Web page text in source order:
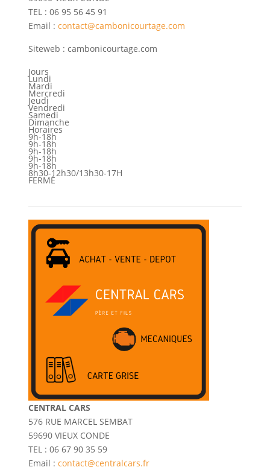
TEL : 06 95 56 45 91
Email : contact@cambonicourtage.com
Siteweb : cambonicourtage.com
Jours
Lundi
Mardi
Mercredi
Jeudi
Vendredi
Samedi
Dimanche
Horaires
9h-18h
9h-18h
9h-18h
9h-18h
9h-18h
8h30-12h30/13h30-17H
FERMÉ
CENTRAL CARS
576 RUE MARCEL SEMBAT
59690 VIEUX CONDE
TEL : 06 67 90 35 59
Email : contact@centralcars.fr